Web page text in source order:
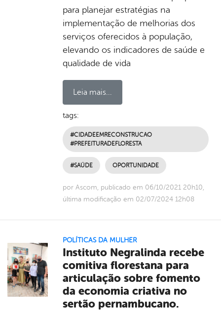
para planejar estratégias na
implementação de melhorias dos
serviços oferecidos à população,
elevando os indicadores de saúde e
qualidade de vida
Leia mais...
tags:
#CIDADEEMRECONSTRUCAO
#PREFEITURADEFLORESTA
#SAÚDE OPORTUNIDADE
por Ascom, publicado em 06/10/2021 20h10,
última modificação em 02/07/2024 12h08
POLÍTICAS DA MULHER
Instituto Negralinda recebe
comitiva florestana para
articulação sobre fomento
da economia criativa no
sertão pernambucano.